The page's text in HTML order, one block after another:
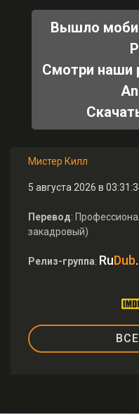
Вышло
Смотри наши
Мистер Килл
5 августа 2026 в
Перевод:
закадровый)
Релиз-группа: RuDub